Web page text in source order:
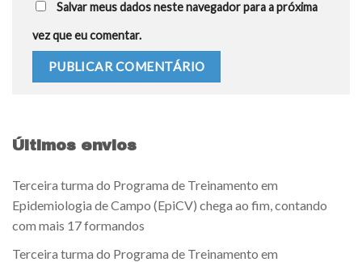
Salvar meus dados neste navegador para a próxima
vez que eu comentar.
Últimos envios
Terceira turma do Programa de Treinamento em
Epidemiologia de Campo (EpiCV) chega ao fim, contando
com mais 17 formandos
Terceira turma do Programa de Treinamento em